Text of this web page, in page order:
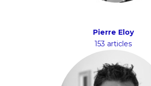
Pierre Eloy
153 articles